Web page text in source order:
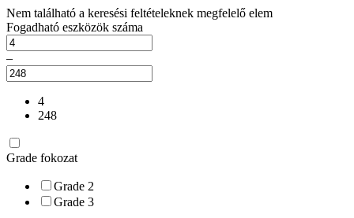
Nem található a keresési feltételeknek megfelelő elem
Fogadható eszközök száma
–
4
248
Grade fokozat
Grade 2
Grade 3